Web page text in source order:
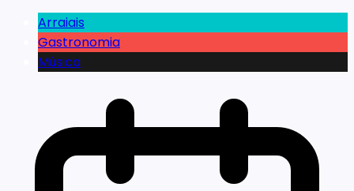
Arraiais
Gastronomia
Música